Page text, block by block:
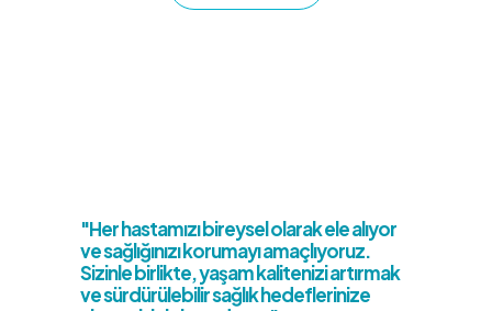
"Her hastamızı bireysel olarak ele alıyor
ve sağlığınızı korumayı amaçlıyoruz.
Sizinle birlikte, yaşam kalitenizi artırmak
ve sürdürülebilir sağlık hedeflerinize